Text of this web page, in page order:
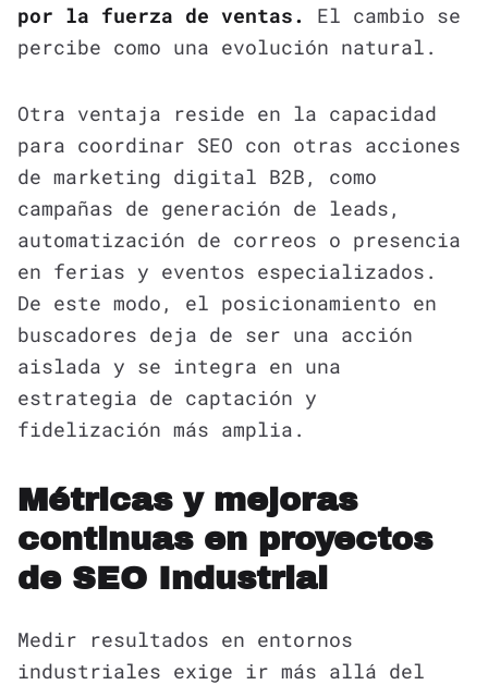
por la fuerza de ventas.
El cambio se
percibe como una evolución natural.
Otra ventaja reside en la capacidad
para coordinar SEO con otras acciones
de marketing digital B2B, como
campañas de generación de leads,
automatización de correos o presencia
en ferias y eventos especializados.
De este modo, el posicionamiento en
buscadores deja de ser una acción
aislada y se integra en una
estrategia de captación y
fidelización más amplia.
Métricas y mejoras
continuas en proyectos
de SEO Industrial
Medir resultados en entornos
industriales exige ir más allá del